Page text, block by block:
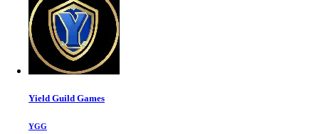
Yield Guild Games
YGG